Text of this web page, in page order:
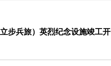
步兵旅）英烈纪念设施竣工开